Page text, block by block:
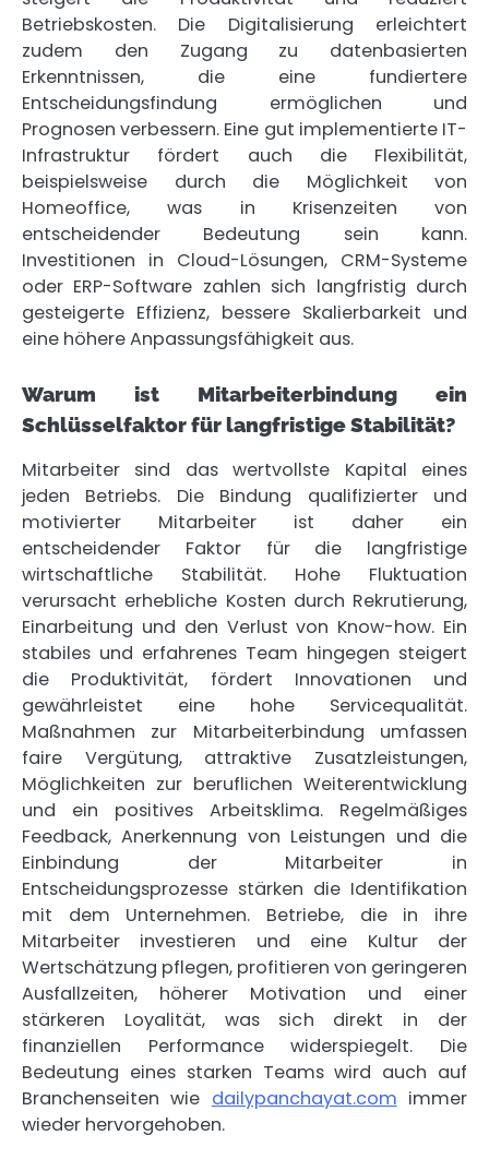
Betriebskosten. Die Digitalisierung erleichtert
zudem den Zugang zu datenbasierten
Erkenntnissen, die eine fundiertere
Entscheidungsfindung ermöglichen und
Prognosen verbessern. Eine gut implementierte IT-
Infrastruktur fördert auch die Flexibilität,
beispielsweise durch die Möglichkeit von
Homeoffice, was in Krisenzeiten von
entscheidender Bedeutung sein kann.
Investitionen in Cloud-Lösungen, CRM-Systeme
oder ERP-Software zahlen sich langfristig durch
gesteigerte Effizienz, bessere Skalierbarkeit und
eine höhere Anpassungsfähigkeit aus.
Warum ist Mitarbeiterbindung ein
Schlüsselfaktor für langfristige Stabilität?
Mitarbeiter sind das wertvollste Kapital eines
jeden Betriebs. Die Bindung qualifizierter und
motivierter Mitarbeiter ist daher ein
entscheidender Faktor für die langfristige
wirtschaftliche Stabilität. Hohe Fluktuation
verursacht erhebliche Kosten durch Rekrutierung,
Einarbeitung und den Verlust von Know-how. Ein
stabiles und erfahrenes Team hingegen steigert
die Produktivität, fördert Innovationen und
gewährleistet eine hohe Servicequalität.
Maßnahmen zur Mitarbeiterbindung umfassen
faire Vergütung, attraktive Zusatzleistungen,
Möglichkeiten zur beruflichen Weiterentwicklung
und ein positives Arbeitsklima. Regelmäßiges
Feedback, Anerkennung von Leistungen und die
Einbindung der Mitarbeiter in
Entscheidungsprozesse stärken die Identifikation
mit dem Unternehmen. Betriebe, die in ihre
Mitarbeiter investieren und eine Kultur der
Wertschätzung pflegen, profitieren von geringeren
Ausfallzeiten, höherer Motivation und einer
stärkeren Loyalität, was sich direkt in der
finanziellen Performance widerspiegelt. Die
Bedeutung eines starken Teams wird auch auf
Branchenseiten wie dailypanchayat.com immer
wieder hervorgehoben.